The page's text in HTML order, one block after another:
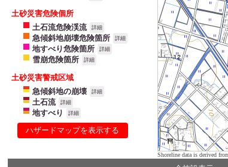
土砂災害危険個所
土石流危険渓流
詳細
急傾斜地崩壊危険箇所 詳細
地すべり危険箇所 詳細
雪崩危険箇所 詳細
土砂災害警戒区域
急傾斜地の崩壊
詳細
土石流 詳細
地すべり 詳細
ハザードマップを表示する
Shoreline data is derived